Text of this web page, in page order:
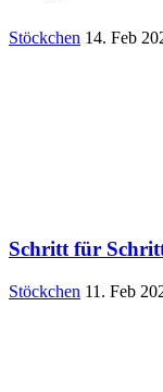
Stöckchen 14. Feb
Schritt für
Stöckchen 11. Feb